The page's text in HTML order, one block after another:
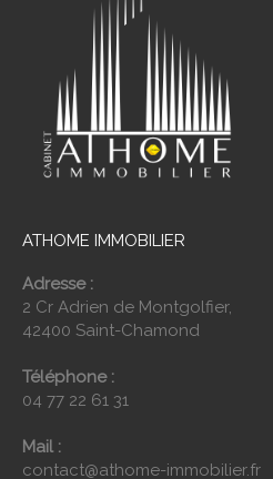
ATHOME IMMOBILIER
Adresse :
2 Cr Adrien de Montgolfier,
42400 Saint-Chamond
Téléphone :
04 77 22 61 31
Mail :
contact@athome-immobilier.fr